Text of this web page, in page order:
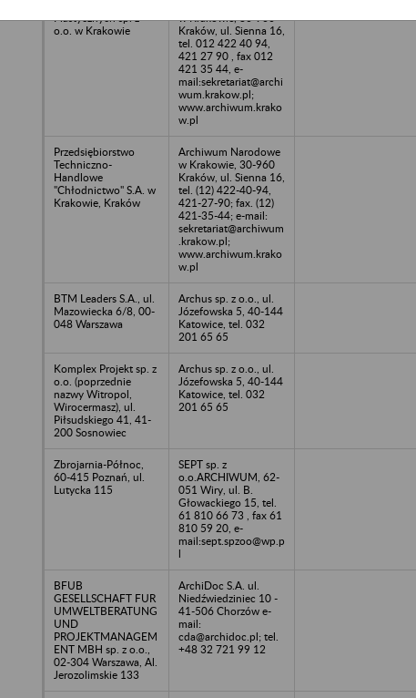
Plastycznych sp. z
o.o. w Krakowie
w Krakowie, 30-960
Kraków, ul. Sienna 16,
tel. 012 422 40 94,
421 27 90 , fax 012
421 35 44, e-
mail:sekretariat@archi
wum.krakow.pl;
www.archiwum.krako
w.pl
Przedsiębiorstwo
Techniczno-
Handlowe
"Chłodnictwo" S.A. w
Krakowie, Kraków
Archiwum Narodowe
w Krakowie, 30-960
Kraków, ul. Sienna 16,
tel. (12) 422-40-94,
421-27-90; fax. (12)
421-35-44; e-mail:
sekretariat@archiwum
.krakow.pl;
www.archiwum.krako
w.pl
BTM Leaders S.A., ul.
Mazowiecka 6/8, 00-
048 Warszawa
Archus sp. z o.o., ul.
Józefowska 5, 40-144
Katowice, tel. 032
201 65 65
Komplex Projekt sp. z
o.o. (poprzednie
nazwy Witropol,
Wirocermasz), ul.
Piłsudskiego 41, 41-
200 Sosnowiec
Archus sp. z o.o., ul.
Józefowska 5, 40-144
Katowice, tel. 032
201 65 65
Zbrojarnia-Północ,
60-415 Poznań, ul.
Lutycka 115
SEPT sp. z
o.o.ARCHIWUM, 62-
051 Wiry, ul. B.
Głowackiego 15, tel.
61 810 66 73 , fax 61
810 59 20, e-
mail:sept.spzoo@wp.p
l
BFUB
GESELLSCHAFT FUR
UMWELTBERATUNG
UND
PROJEKTMANAGEM
ENT MBH sp. z o.o.,
02-304 Warszawa, Al.
Jerozolimskie 133
ArchiDoc S.A. ul.
Niedźwiedziniec 10 -
41-506 Chorzów e-
mail:
cda@archidoc.pl; tel.
+48 32 721 99 12